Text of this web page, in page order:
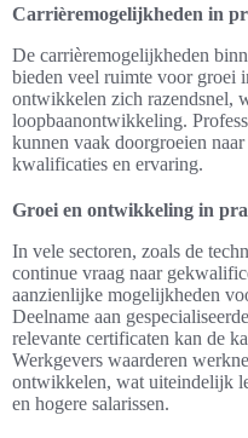
Carrièremogelijkheden in
De carrièremogelijkheden
bieden veel ruimte voor groei
ontwikkelen zich razendsnel,
loopbaanontwikkeling.
kunnen vaak doorgroeien
kwalificaties en ervaring.
Groei en ontwikkeling in
In vele sectoren, zoals de
continue vraag naar
aanzienlijke mogelijkheden
Deelname aan
relevante certificaten kan de
Werkgevers waarderen
ontwikkelen, wat uiteindelijk
en hogere salarissen.